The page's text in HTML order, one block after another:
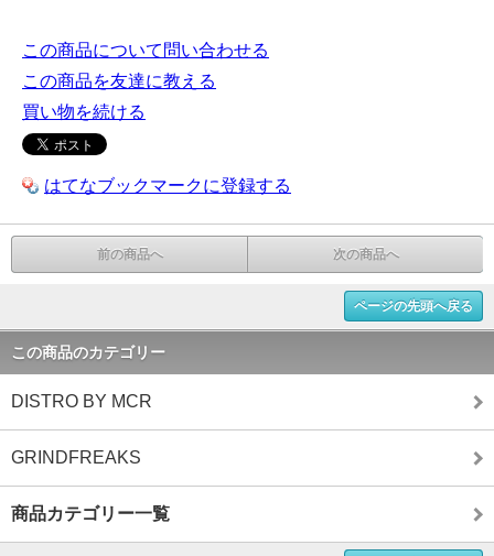
この商品について問い合わせる
この商品を友達に教える
買い物を続ける
はてなブックマークに登録する
前の商品へ 次の商品へ
ページの先頭へ戻る
この商品のカテゴリー
DISTRO BY MCR
GRINDFREAKS
商品カテゴリー一覧